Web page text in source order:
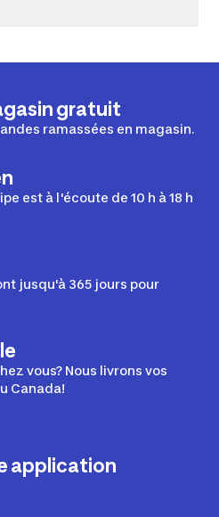
gratuit
ramassées en magasin.
est à l'écoute de 10 h à 18 h
jusqu'à 365 jours pour
vous? Nous livrons vos
Canada!
application